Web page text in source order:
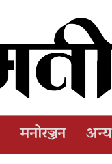
मनोरञ्जन अन्य